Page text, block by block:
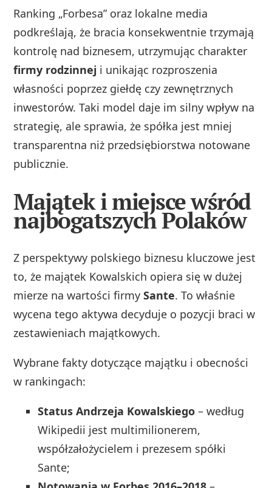
Ranking „Forbesa” oraz lokalne media
podkreślają, że bracia konsekwentnie trzymają
kontrolę nad biznesem, utrzymując charakter
firmy rodzinnej i unikając rozproszenia
własności poprzez giełdę czy zewnętrznych
inwestorów. Taki model daje im silny wpływ na
strategię, ale sprawia, że spółka jest mniej
transparentna niż przedsiębiorstwa notowane
publicznie.
Majątek i miejsce wśród
najbogatszych Polaków
Z perspektywy polskiego biznesu kluczowe jest
to, że majątek Kowalskich opiera się w dużej
mierze na wartości firmySante. To właśnie
wycena tego aktywa decyduje o pozycji braci w
zestawieniach majątkowych.
Wybrane fakty dotyczące majątku i obecności
w rankingach:
Status Andrzeja Kowalskiego – według
Wikipedii jest multimilionerem,
współzałożycielem i prezesem spółki
Sante;